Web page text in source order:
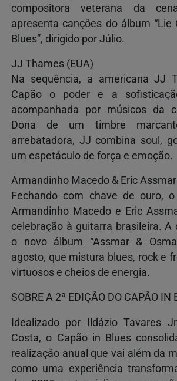
compositora veterana da
apresenta canções do álbum
Blues”, dirigido por Júlio.
JJ Thames (EUA)
Na sequência, a americana JJ
Capão o poder e a
acompanhada por músicos da
Dona de um timbre
arrebatadora, JJ combina soul,
um espetáculo de força e emoção.
Armandinho Macedo & Eric
Fechando com chave de ouro,
Armandinho Macedo e Eric
celebração à guitarra brasileira. A
o novo álbum “Assmar &
agosto, que mistura blues, rock e
virtuosos e cheios de energia.
SOBRE A 2ª EDIÇÃO DO CAPÃO IN
Idealizado por Ildázio Tavares
Costa, o Capão in Blues
realização anual que vai além da
como uma experiência